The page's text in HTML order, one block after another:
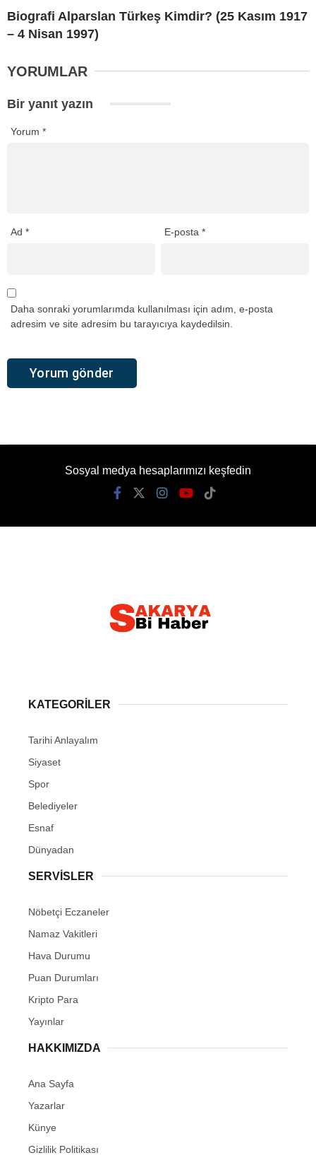
Biografi Alparslan Türkeş Kimdir? (25 Kasım 1917
– 4 Nisan 1997)
YORUMLAR
Bir yanıt yazın
Yorum *
Ad * E-posta*
Daha sonraki yorumlarımda kullanılması için adım, e-posta
adresim ve site adresim bu tarayıcıya kaydedilsin.
Sosyal medya hesaplarımızı keşfedin
KATEGORİLER
Tarihi Anlayalım
Siyaset
Spor
Belediyeler
Esnaf
Dünyadan
SERVİSLER
Nöbetçi Eczaneler
Namaz Vakitleri
Hava Durumu
Puan Durumları
Kripto Para
Yayınlar
HAKKIMIZDA
Ana Sayfa
Yazarlar
Künye
Gizlilik Politikası